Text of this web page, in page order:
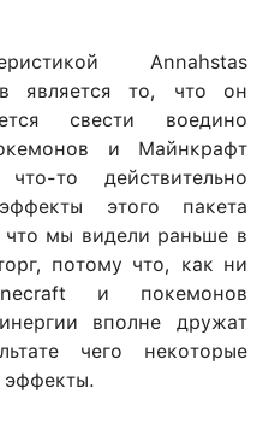
Annahstas
является то, что он
свести воедино
и Майнкрафт
то действительно
этого пакета
что мы видели раньше в
потому что, как ни
и покемонов
вполне дружат
чего некоторые
эффекты.